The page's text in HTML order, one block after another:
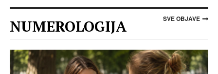
NUMEROLOGIJA SVE OBJAVE